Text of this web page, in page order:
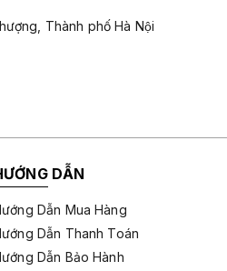
Thành phố Hà Nội
DẪN
Dẫn Mua Hàng
Dẫn Thanh Toán
Dẫn Bảo Hành